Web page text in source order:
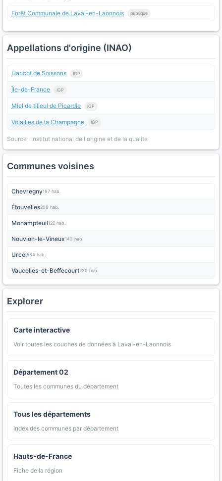
Forêt Communale de Laval-en-Laonnois publique
Appellations d'origine (INAO)
Haricot de Soissons IGP
Île-de-France IGP
Miel de tilleul de Picardie IGP
Volailles de la Champagne IGP
Source : Institut national de l'origine et de la qualite
Communes voisines
Chevregny197 hab.
Étouvelles208 hab.
Monampteuil122 hab.
Nouvion-le-Vineux143 hab.
Urcel534 hab.
Vaucelles-et-Beffecourt230 hab.
Explorer
Carte interactive
Voir toutes les couches de données à Laval-en-Laonnois
Département 02
Toutes les communes du département
Tous les départements
Index des communes par département
Hauts-de-France
Fiche de la région